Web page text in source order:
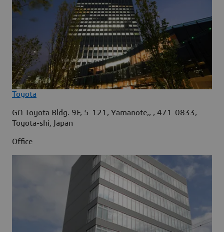
Toyota
GA Toyota Bldg. 9F, 5-121, Yamanote,, , 471-0833,
Toyota-shi, Japan
Office